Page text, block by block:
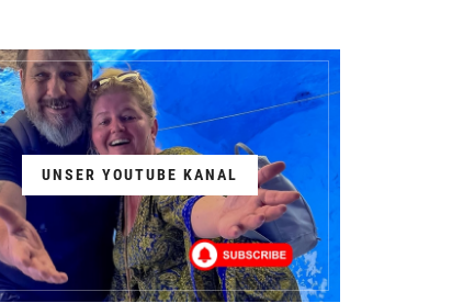
UNSER YOUTUBE KANAL